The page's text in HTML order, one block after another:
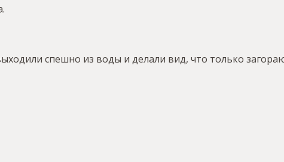
спешно из воды и делали вид, что только